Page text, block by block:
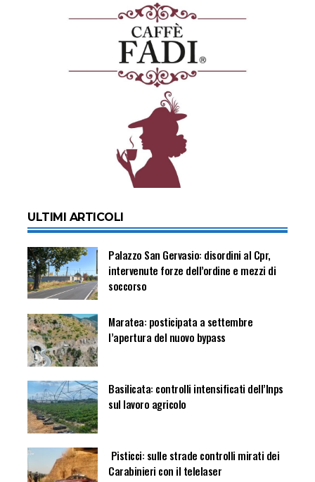
ULTIMI ARTICOLI
Palazzo San Gervasio: disordini al Cpr,
intervenute forze dell’ordine e mezzi di
soccorso
Maratea: posticipata a settembre
l’apertura del nuovo bypass
Basilicata: controlli intensificati dell’Inps
sul lavoro agricolo
Pisticci: sulle strade controlli mirati dei
Carabinieri con il telelaser